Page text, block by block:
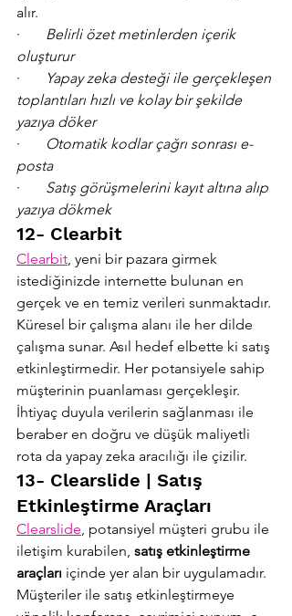
alır.
· Belirli özet metinlerden içerik
oluşturur
·
Yapay zeka desteği ile gerçekleşen
toplantıları hızlı ve kolay bir şekilde
yazıya döker
·
Otomatik kodlar çağrı sonrası e-
posta
· Satış görüşmelerini kayıt altına alıp
yazıya dökmek
12- Clearbit
Clearbit, yeni bir pazara girmek
istediğinizde internette bulunan en
gerçek ve en temiz verileri sunmaktadır.
Küresel bir çalışma alanı ile her dilde
çalışma sunar. Asıl hedef elbette ki satış
etkinleştirmedir. Her potansiyele sahip
müşterinin puanlaması gerçekleşir.
İhtiyaç duyula verilerin sağlanması ile
beraber en doğru ve düşük maliyetli
rota da yapay zeka aracılığı ile çizilir.
13- Clearslide | Satış
Etkinleştirme Araçları
Clearslide, potansiyel müşteri grubu ile
iletişim kurabilen, satış etkinleştirme
araçları içinde yer alan bir uygulamadır.
Müşteriler ile satış etkinleştirmeye